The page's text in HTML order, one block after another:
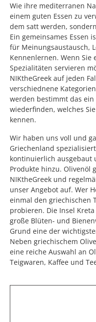
Wie ihre mediterranen
einem guten Essen zu
dem satt werden,
Ein gemeinsames Essen
für Meinungsaustausch,
Kennenlernen. Wenn
Spezialitäten servieren
NIKtheGreek auf jeden
verschiednene
werden bestimmt das
wiederfinden, welches
kennen.
Wir haben uns voll und
Griechenland
kontinuierlich ausgebaut
Produkte hinzu. Olivenöl
NIKtheGreek und
unser Angebot auf. Wer
einmal den griechischen
probieren. Die Insel
große Blüten- und
Grund eine der
Neben griechischem
eine reiche Auswahl an
Teigwaren, Kaffee und